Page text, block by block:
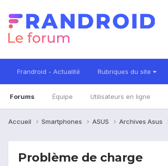
Frandroid - Actualité Rubriques du site
Forums Équipe Utilisateurs en ligne
Accueil Smartphones ASUS Archives Asus
Problème de charge